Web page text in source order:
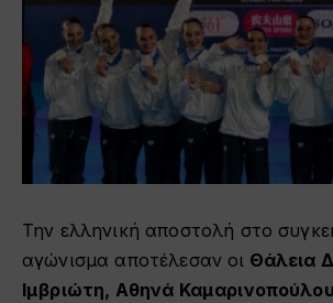
Την ελληνική αποστολή στο
αγώνισμα αποτέλεσαν οι Θάλεια
Ιμβριώτη, Αθηνά